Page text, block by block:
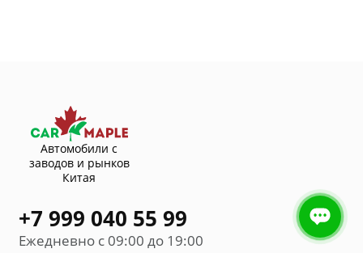
Автомобили с
заводов и рынков
Китая
+7 999 040 55 99
Ежедневно с 09:00 до 19:00